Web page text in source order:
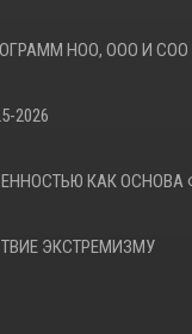
НОО, ООО И СОО
2026
КАК
ЭКСТРЕМИЗМУ